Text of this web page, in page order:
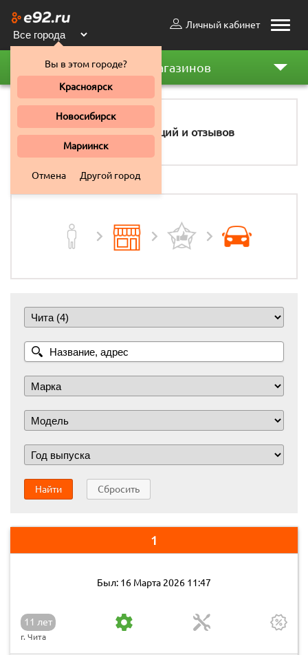
Toggle
Личный кабинет
Вы в этом городе?
Красноярск
Новосибирск
Мариинск
Отмена Другой город
Рейтинг магазинов
4 рекомендаций и отзывов
Найти Сбросить
1
Был: 16 Марта 2026 11:47
11 лет
г. Чита